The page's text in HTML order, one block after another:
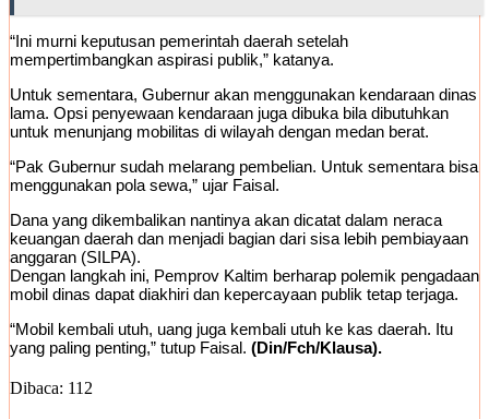
“Ini murni keputusan pemerintah daerah setelah
mempertimbangkan aspirasi publik,” katanya.
Untuk sementara, Gubernur akan menggunakan kendaraan dinas
lama. Opsi penyewaan kendaraan juga dibuka bila dibutuhkan
untuk menunjang mobilitas di wilayah dengan medan berat.
“Pak Gubernur sudah melarang pembelian. Untuk sementara bisa
menggunakan pola sewa,” ujar Faisal.
Dana yang dikembalikan nantinya akan dicatat dalam neraca
keuangan daerah dan menjadi bagian dari sisa lebih pembiayaan
anggaran (SILPA).
Dengan langkah ini, Pemprov Kaltim berharap polemik pengadaan
mobil dinas dapat diakhiri dan kepercayaan publik tetap terjaga.
“Mobil kembali utuh, uang juga kembali utuh ke kas daerah. Itu
yang paling penting,” tutup Faisal. (Din/Fch/Klausa).
Dibaca: 112